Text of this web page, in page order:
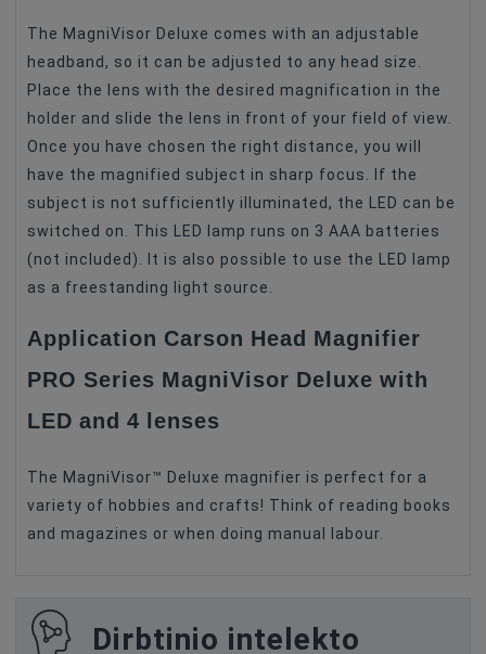
The MagniVisor Deluxe comes with an adjustable
headband, so it can be adjusted to any head size.
Place the lens with the desired magnification in the
holder and slide the lens in front of your field of view.
Once you have chosen the right distance, you will
have the magnified subject in sharp focus. If the
subject is not sufficiently illuminated, the LED can be
switched on. This LED lamp runs on 3 AAA batteries
(not included). It is also possible to use the LED lamp
as a freestanding light source.
Application Carson Head Magnifier
PRO Series MagniVisor Deluxe with
LED and 4 lenses
The MagniVisor™ Deluxe magnifier is perfect for a
variety of hobbies and crafts! Think of reading books
and magazines or when doing manual labour.
Dirbtinio intelekto